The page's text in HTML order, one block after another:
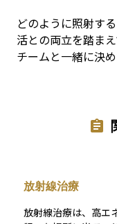
どのように照射す
活との両立を踏ま
チームと一緒に決め
放射線治療
放射線治療は、高エ